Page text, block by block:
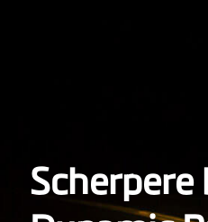
Scherpere